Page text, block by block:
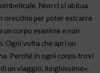
Non ci si abitua
orecchio per poter estrarre
un corpo esanime e non
Ogni volta che apri un
Perché in ogni corpo trovi
un viaggio, lunghissimo».